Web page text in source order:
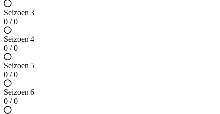
Seizoen 3
0 / 0
Seizoen 4
0 / 0
Seizoen 5
0 / 0
Seizoen 6
0 / 0